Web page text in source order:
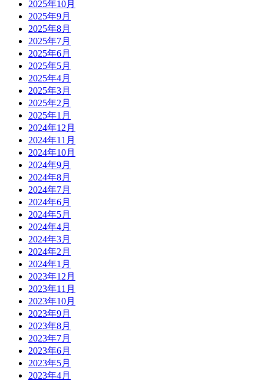
2025年10月
2025年9月
2025年8月
2025年7月
2025年6月
2025年5月
2025年4月
2025年3月
2025年2月
2025年1月
2024年12月
2024年11月
2024年10月
2024年9月
2024年8月
2024年7月
2024年6月
2024年5月
2024年4月
2024年3月
2024年2月
2024年1月
2023年12月
2023年11月
2023年10月
2023年9月
2023年8月
2023年7月
2023年6月
2023年5月
2023年4月